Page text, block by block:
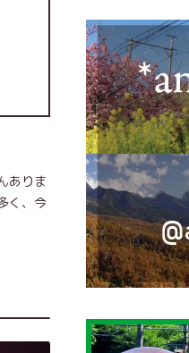
ありま
く、今